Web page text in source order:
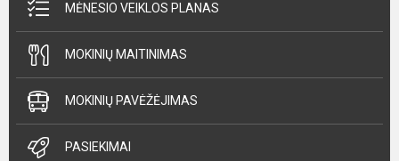
MĖNESIO VEIKLOS PLANAS
MOKINIŲ MAITINIMAS
MOKINIŲ PAVĖŽĖJIMAS
PASIEKIMAI